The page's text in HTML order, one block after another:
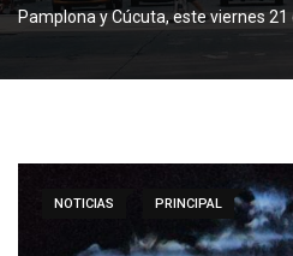
Pamplona y Cúcuta, este viernes
NOTICIAS PRINCIPAL